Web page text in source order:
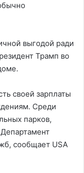
выгодой ради
Трамп во
своей зарплаты
Среди
парков,
сообщает USA